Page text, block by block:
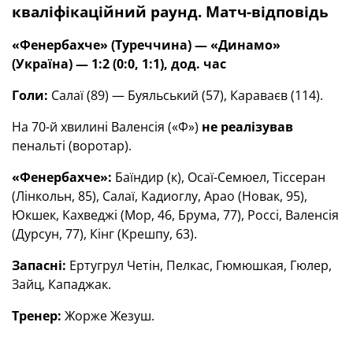
кваліфікаційний раунд. Матч-відповідь
«Фенербахче» (Туреччина) — «Динамо»
(Україна) — 1:2 (0:0, 1:1), дод. час
Голи: Салаї (89) — Буяльський (57), Караваєв (114).
На 70-й хвилині Валенсія («Ф») не реалізував
пенальті (воротар).
«Фенербахче»: Баїндир (к), Осаї-Семюел, Тіссеран
(Лінкольн, 85), Салаї, Кадиоглу, Арао (Новак, 95),
Юкшек, Кахведжі (Мор, 46, Брума, 77), Россі, Валенсія
(Дурсун, 77), Кінг (Крешпу, 63).
Запасні: Ертугрул Четін, Пелкас, Гюмюшкая, Гюлер,
Зайц, Кападжак.
Тренер: Жорже Жезуш.